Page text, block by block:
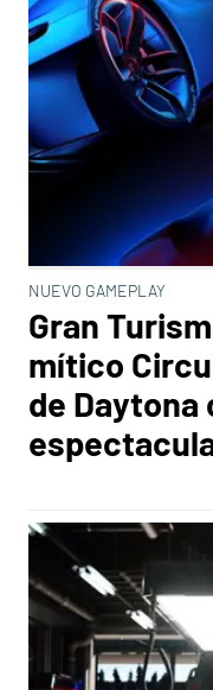
NUEVO GAMEPLAY
Gran
mítico
de Daytona